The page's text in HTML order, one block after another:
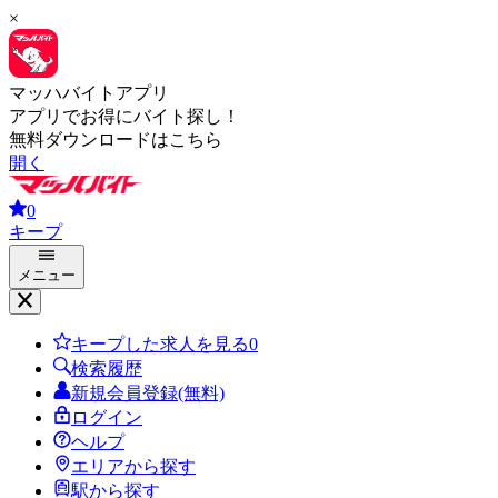
×
マッハバイトアプリ
アプリでお得にバイト探し！
無料ダウンロードはこちら
開く
0
キープ
メニュー
キープした求人を見る0
検索履歴
新規会員登録(無料)
ログイン
ヘルプ
エリアから探す
駅から探す